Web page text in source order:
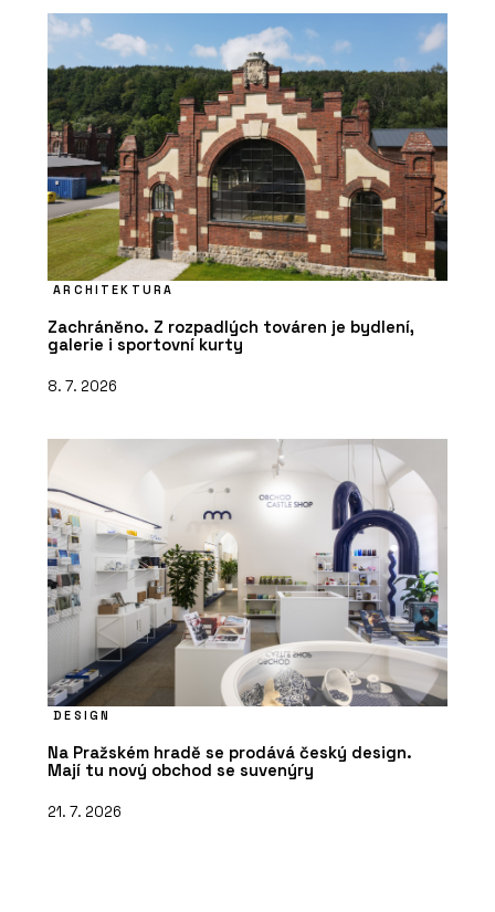
ARCHITEKTURA
Zachráněno. Z rozpadlých továren je bydlení,
galerie i sportovní kurty
8. 7. 2026
DESIGN
Na Pražském hradě se prodává český design.
Mají tu nový obchod se suvenýry
21. 7. 2026